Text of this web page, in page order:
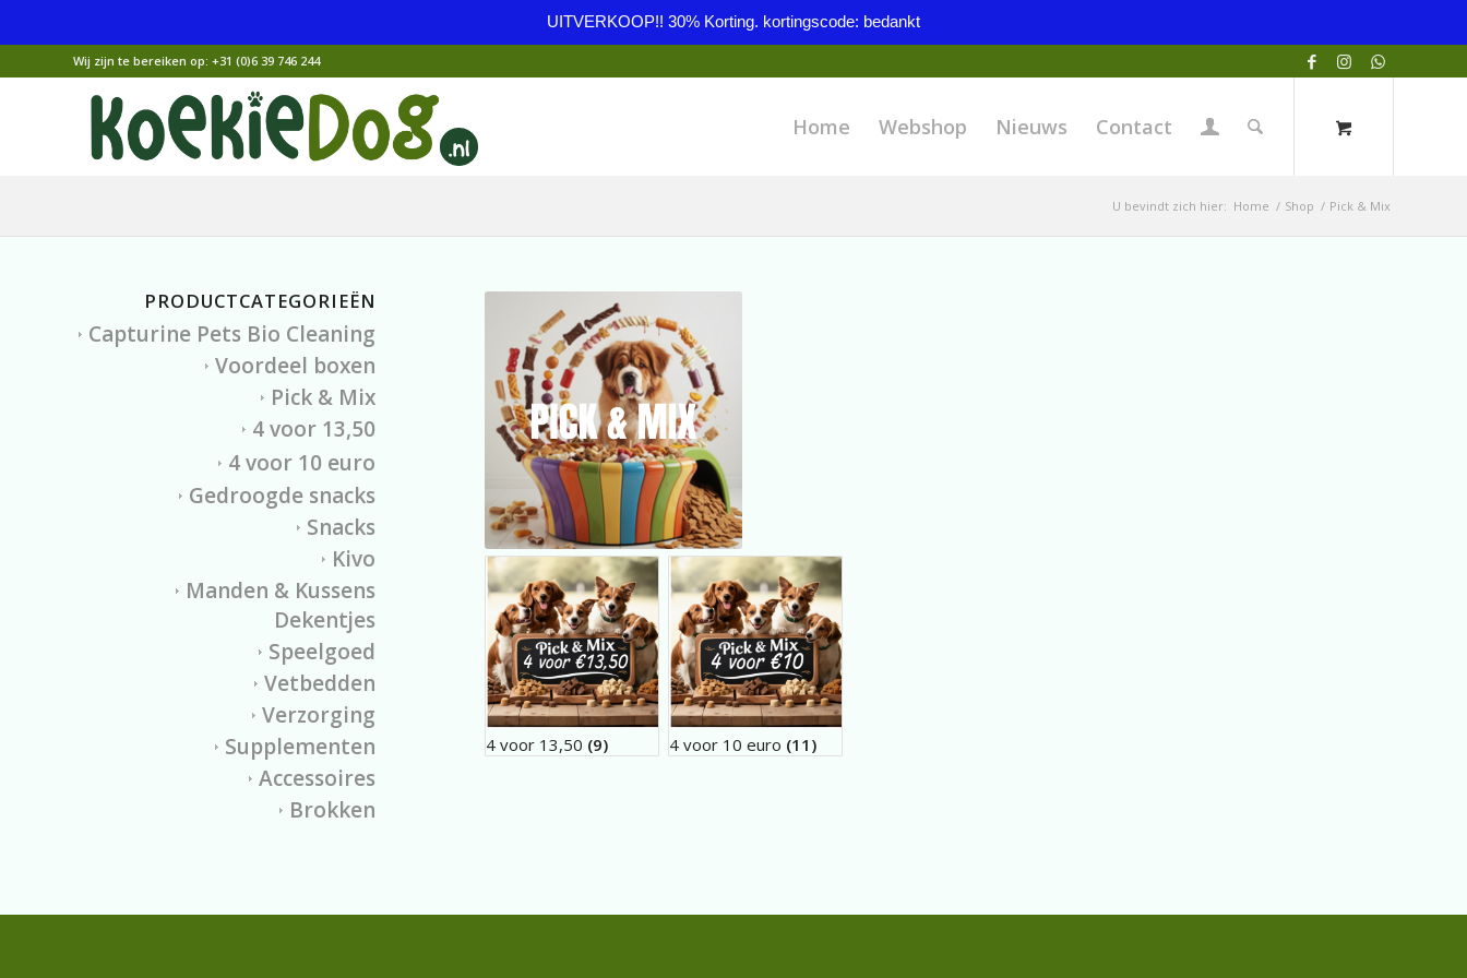
UITVERKOOP!! 30% Korting. kortingscode: bedankt
Wij zijn te bereiken op: +31 (0)6 39 746 244
Home Webshop Nieuws Contact
U bevindt zich hier: Home / Shop / Pick & Mix
4 voor 13,50 (9) 4 voor 10 euro (11)
PRODUCTCATEGORIEËN
Capturine Pets Bio Cleaning
Voordeel boxen
Pick & Mix
4 voor 13,50
4 voor 10 euro
Gedroogde snacks
Snacks
Kivo
Manden & Kussens
Dekentjes
Speelgoed
Vetbedden
Verzorging
Supplementen
Accessoires
Brokken